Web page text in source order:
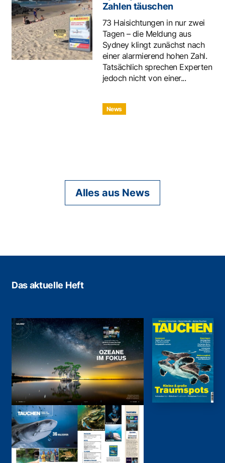
Zahlen täuschen
73 Haisichtungen in nur zwei
Tagen – die Meldung aus
Sydney klingt zunächst nach
einer alarmierend hohen Zahl.
Tatsächlich sprechen Experten
jedoch nicht von einer...
News
Alles aus News
Das aktuelle Heft